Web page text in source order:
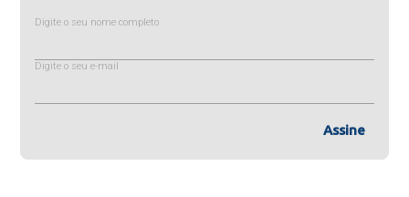
Digite o seu nome completo
Digite o seu e-mail
Assine